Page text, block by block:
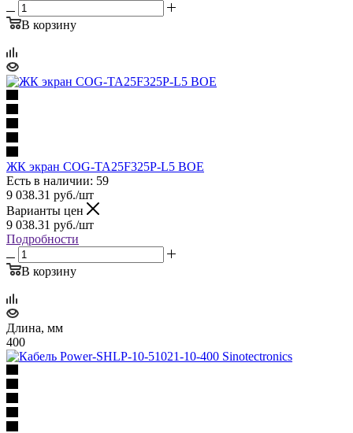
В корзину
ЖК экран COG-TA25F325P-L5 BOE
Есть в наличии: 59
9 038.31 руб./шт
Варианты цен
9 038.31 руб./шт
Подробности
В корзину
Длина, мм
400